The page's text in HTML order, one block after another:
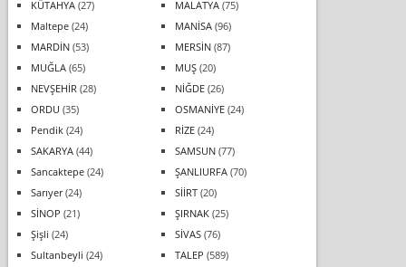
KÜTAHYA(27) MALATYA(75)
Maltepe(24) MANİSA(96)
MARDİN(53) MERSİN(87)
MUĞLA(65) MUŞ(20)
NEVŞEHİR (28) NİĞDE(26)
ORDU (35) OSMANİYE(24)
Pendik(24) RİZE(24)
SAKARYA(44) SAMSUN(77)
Sancaktepe(24) ŞANLIURFA(70)
Sarıyer(24) SİİRT(20)
SİNOP (21) ŞIRNAK(25)
Şişli (24) SİVAS(76)
Sultanbeyli (24) TALEP (589)